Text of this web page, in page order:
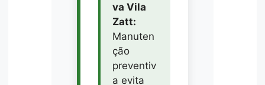
va Vila
Zatt:
Manuten
ção
preventiv
a evita